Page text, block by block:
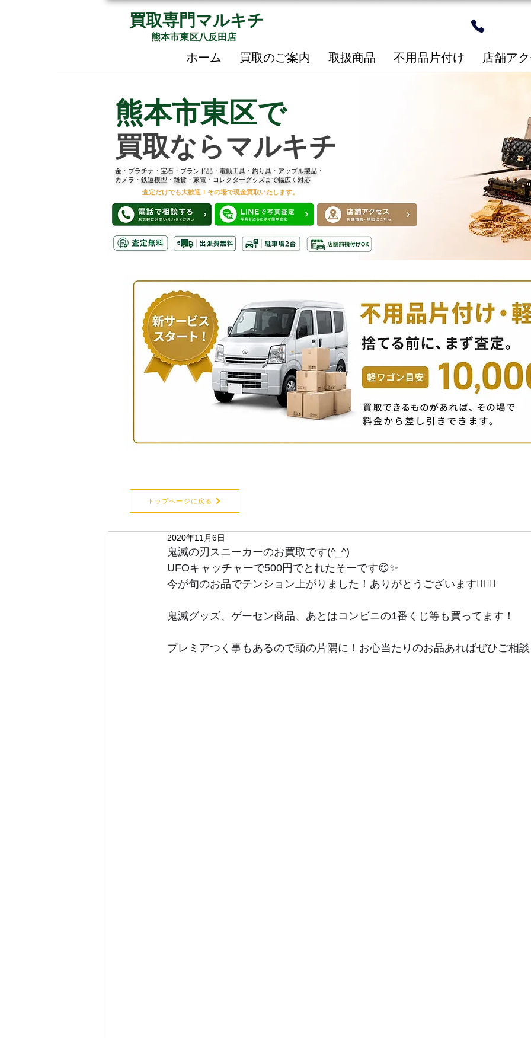
買取専門マルキチ
ホーム
買取のご案内 取扱商品 不用品片付け 店舗ア
熊本市東区八反田店
熊本市東区で
買取ならマルキチ
金・プラチナ・宝石・ブランド品・電動工具・釣り具・アップル製品・
カメラ・鉄道模型・雑貨・家電・コレクターグッズまで幅広く対応
査定だけでも大歓迎！その場で現金買取いたします。
トップページに戻る
2020年11月6日
鬼滅の刃スニーカーのお買取です(^_^)
UFOキャッチャーで500円でとれたそーです😊✨
今が旬のお品でテンション上がりました！ありがとうございます🙇‍♂️✨
鬼滅グッズ、ゲーセン商品、あとはコンビニの1番くじ等も買ってます！
プレミアつく事もあるので頭の片隅に！お心当たりのお品あればぜひご相談